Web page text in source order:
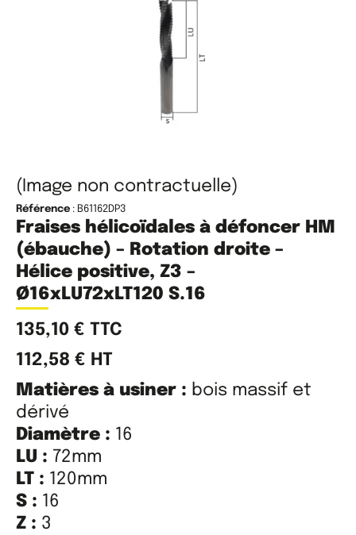
(Image non contractuelle)
Référence : B61162DP3
Fraises hélicoïdales à défoncer HM
(ébauche) – Rotation droite –
Hélice positive, Z3 –
Ø16xLU72xLT120 S.16
135,10 € TTC
112,58 € HT
Matières à usiner : bois massif et
dérivé
Diamètre : 16
LU : 72mm
LT : 120mm
S : 16
Z : 3